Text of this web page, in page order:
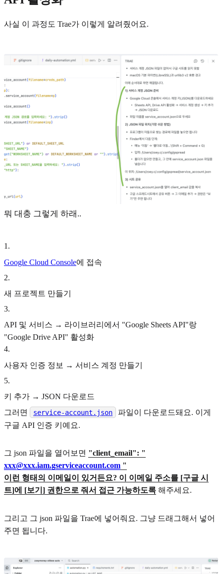
사실 이 과정도 Trae가 이렇게 알려줬어요.
뭐 대충 그렇게 하래..
1.
Google Cloud Console에 접속
2.
새 프로젝트 만들기
3.
API 및 서비스 → 라이브러리에서 "Google Sheets API"랑
"Google Drive API" 활성화
4.
사용자 인증 정보 → 서비스 계정 만들기
5.
키 추가 → JSON 다운로드
그러면
service-account.json
파일이 다운로드돼요. 이게
구글 API 인증 키예요.
그 json 파일을 열어보면 "client_email": "
xxx@xxx.iam.gserviceaccount.com "
이런 형태의 이메일이 있거든요? 이 이메일 주소를 [구글 시
트]에 [보기] 권한으로 줘서 접근 가능하도록 해주세요.
그리고 그 json 파일을 Trae에 넣어줘요. 그냥 드래그해서 넣어
주면 됩니다.